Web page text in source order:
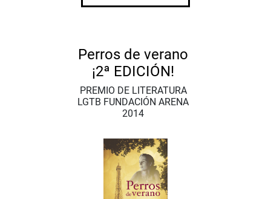
Perros de verano
¡2ª EDICIÓN!
PREMIO DE LITERATURA
LGTB FUNDACIÓN ARENA
2014